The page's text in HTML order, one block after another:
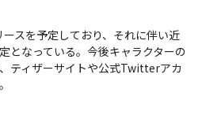
スを予定しており、それに伴い近
となっている。今後キャラクターの
ティザーサイトや公式Twitterアカ